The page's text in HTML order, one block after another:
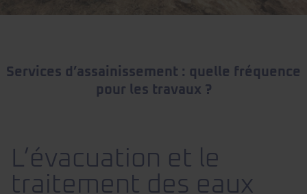
Services d’assainissement : quelle fréquence
pour les travaux ?
L’évacuation et le
traitement des eaux